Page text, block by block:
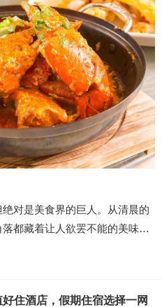
对是美食界的巨人。从清晨的
都藏着让人欲罢不能的美味…
住酒店，假期住宿选择一网